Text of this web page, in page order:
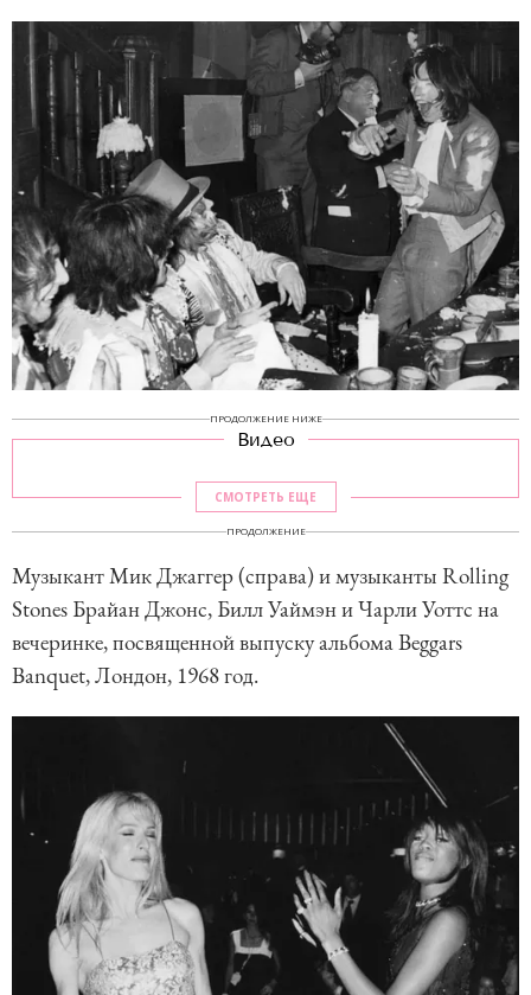
ПРОДОЛЖЕНИЕ НИЖЕ
Видео
СМОТРЕТЬ ЕЩЕ
ПРОДОЛЖЕНИЕ
Музыкант Мик Джаггер (справа) и музыканты Rolling
Stones Брайан Джонс, Билл Уаймэн и Чарли Уоттс на
вечеринке, посвященной выпуску альбома Beggars
Banquet, Лондон, 1968 год.